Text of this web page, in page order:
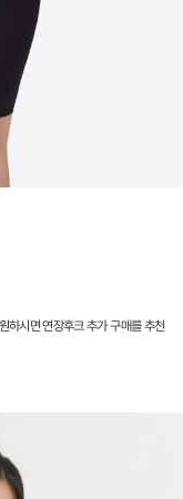
하시면 연장후크 추가 구매를 추천